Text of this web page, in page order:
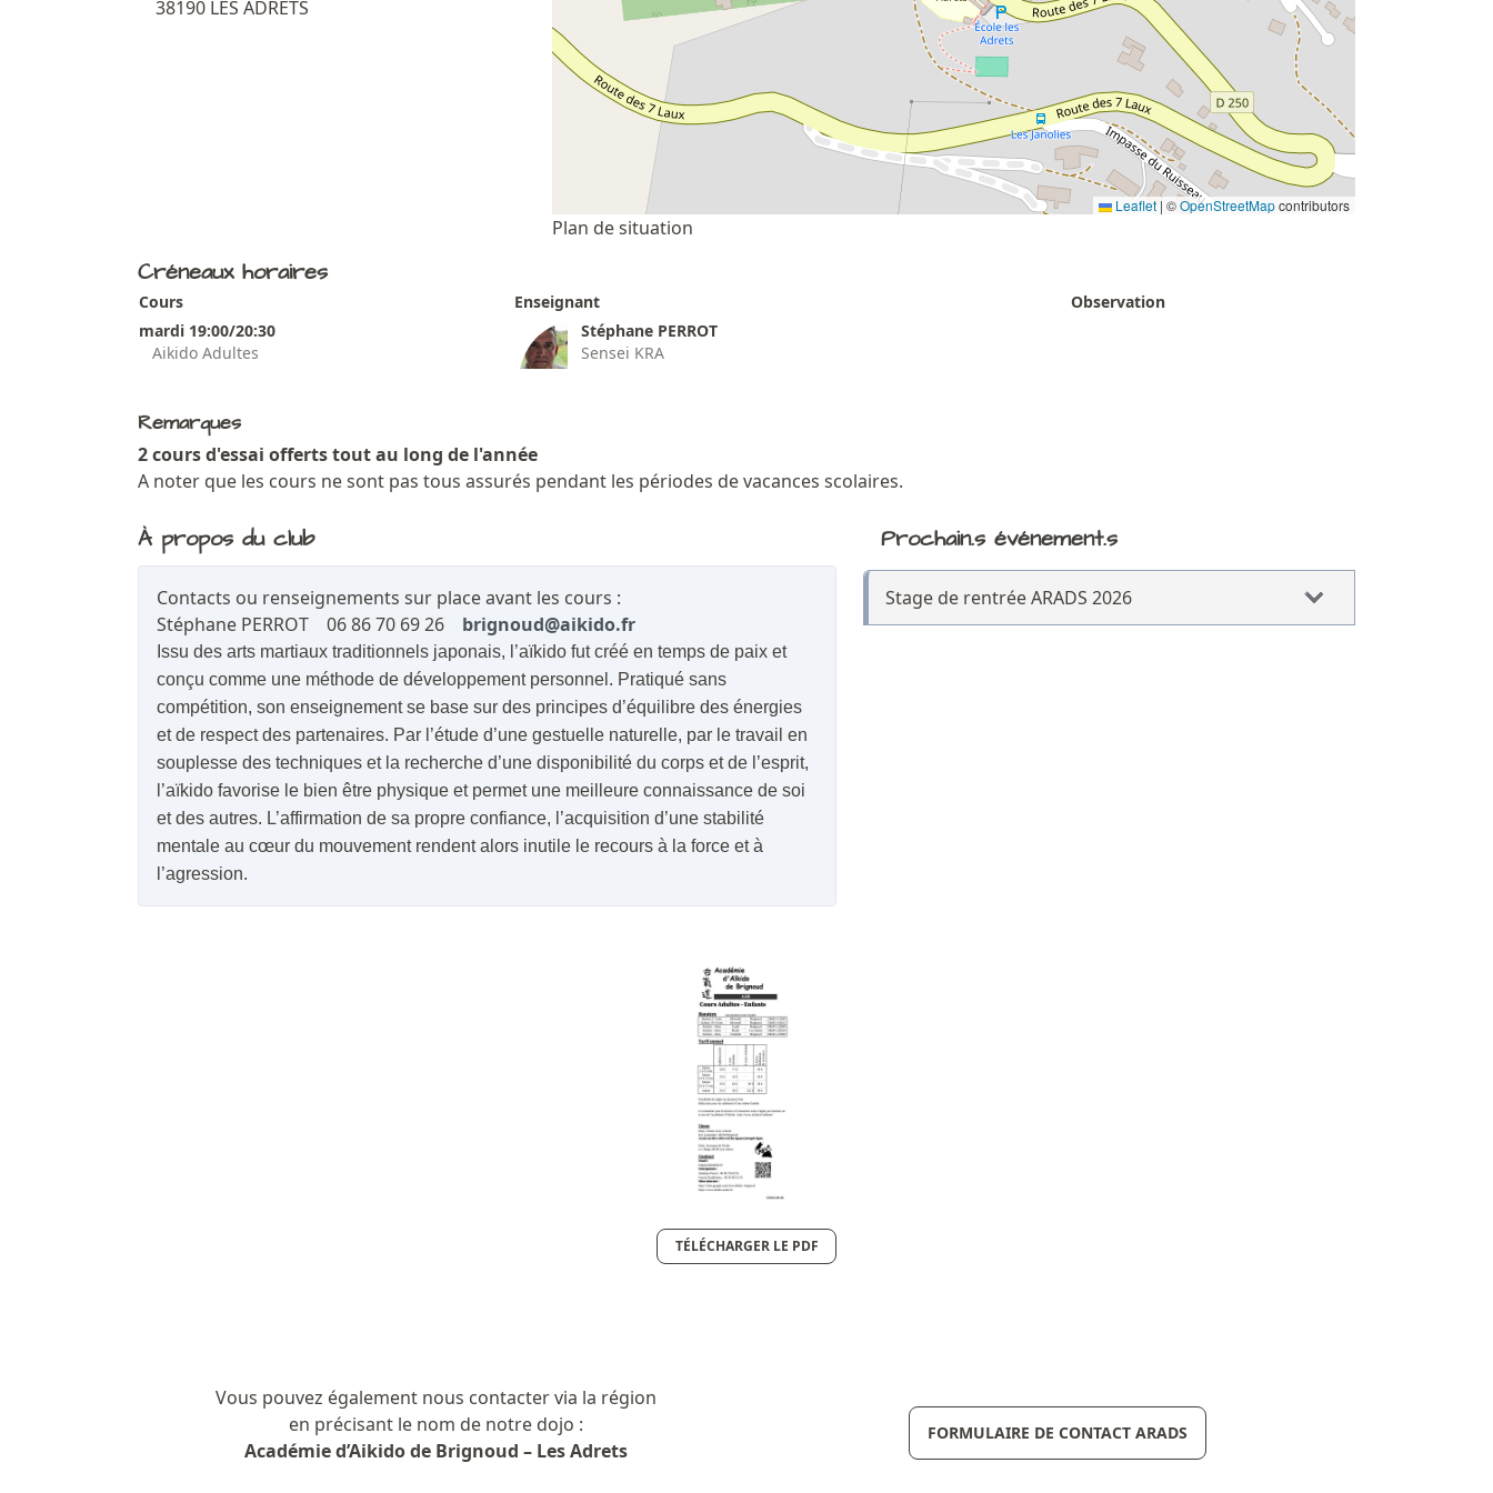
38190 LES ADRETS
Leaflet | ©OpenStreetMapcontributors
Plan de situation
Créneaux horaires
Cours Enseignant
Observation
mardi 19:00/20:30
Aikido Adultes
Stéphane PERROT
Sensei KRA
Remarques
2 cours d'essai offerts tout au long de l'année
A noter que les cours ne sont pas tous assurés pendant les périodes de vacances scolaires.
À propos du club
Contacts ou renseignements sur place avant les cours :
Stéphane PERROT 06 86 70 69 26 brignoud@aikido.fr
Issu des arts martiaux traditionnels japonais, l’aïkido fut créé en temps de paix et
conçu comme une méthode de développement personnel. Pratiqué sans
compétition, son enseignement se base sur des principes d’équilibre des énergies
et de respect des partenaires. Par l’étude d’une gestuelle naturelle, par le travail en
souplesse des techniques et la recherche d’une disponibilité du corps et de l’esprit,
l’aïkido favorise le bien être physique et permet une meilleure connaissance de soi
et des autres. L’affirmation de sa propre confiance, l’acquisition d’une stabilité
mentale au cœur du mouvement rendent alors inutile le recours à la force et à
l’agression.
Prochain.s événement.s
Stage de rentrée ARADS 2026
TÉLÉCHARGER LE PDF
Vous pouvez également nous contacter via la région
en précisant le nom de notre dojo :
Académie d’Aikido de Brignoud – Les Adrets
FORMULAIRE DE CONTACT ARADS